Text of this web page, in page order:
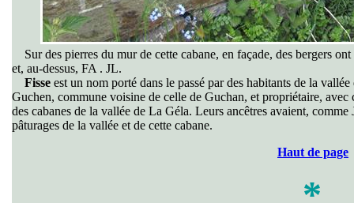
Sur des pierres du mur de cette cabane, en façade, des bergers
et, au-dessus, FA . JL.
Fisse est un nom porté dans le passé par des habitants de la
Guchen, commune voisine de celle de Guchan, et propriétaire,
des cabanes de la vallée de La Géla. Leurs ancêtres avaient,
pâturages de la vallée et de cette cabane.
Haut de page
*